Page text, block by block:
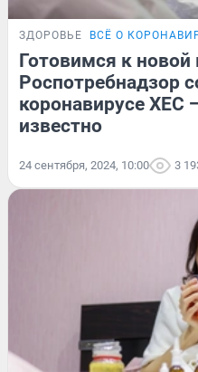
ЗДОРОВЬЕ ВСЁ О
Готовимся к новой
Роспотребнадзор
коронавирусе XEC
известно
24 сентября, 2024, 10:00 3